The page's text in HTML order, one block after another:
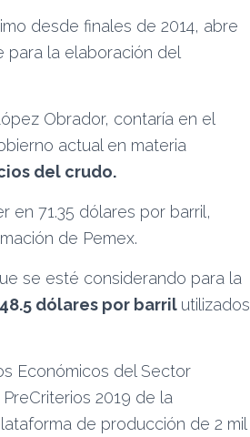
desde finales de 2014, abre
la elaboración del
Obrador, contaría en el
actual en materia
del crudo.
en 71.35 dólares por barril,
de Pemex.
se esté considerando para la
dólares por barril utilizados
Económicos del Sector
2019 de la
de producción de 2 mil